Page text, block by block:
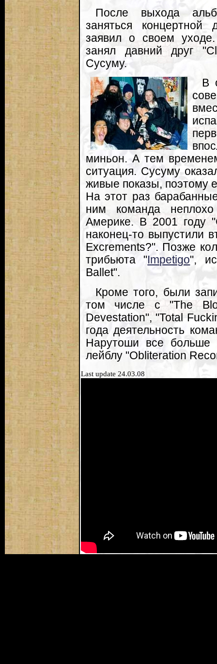
После выхода
заняться концертной
заявил о своем
занял давний друг
Сусуму.
В
миньон. А тем
ситуация. Сусуму
живые показы, поэтому
На этот раз
ним команда
Америке. В 2001 году
наконец-то выпустили
Excrements?". Позже
трибьюта " Impetigo",
Ballet".
Кроме того, были
том числе с "The
Devestation", "Total
года деятельность
Нарутоши все больше
лейблу "Obliteration
Last update 24.03.08